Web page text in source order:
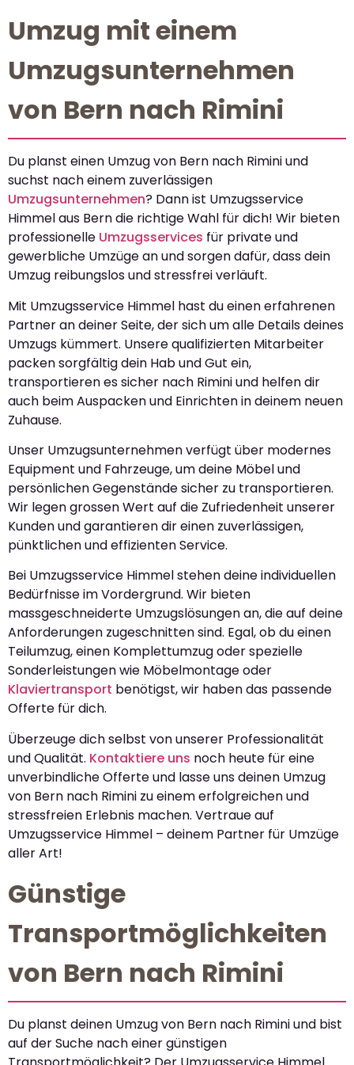
Umzug mit einem
Umzugsunternehmen
von Bern nach Rimini
Du planst einen Umzug von Bern nach Rimini und
suchst nach einem zuverlässigen
Umzugsunternehmen? Dann ist Umzugsservice
Himmel aus Bern die richtige Wahl für dich! Wir bieten
professionelle Umzugsservices für private und
gewerbliche Umzüge an und sorgen dafür, dass dein
Umzug reibungslos und stressfrei verläuft.
Mit Umzugsservice Himmel hast du einen erfahrenen
Partner an deiner Seite, der sich um alle Details deines
Umzugs kümmert. Unsere qualifizierten Mitarbeiter
packen sorgfältig dein Hab und Gut ein,
transportieren es sicher nach Rimini und helfen dir
auch beim Auspacken und Einrichten in deinem neuen
Zuhause.
Unser Umzugsunternehmen verfügt über modernes
Equipment und Fahrzeuge, um deine Möbel und
persönlichen Gegenstände sicher zu transportieren.
Wir legen grossen Wert auf die Zufriedenheit unserer
Kunden und garantieren dir einen zuverlässigen,
pünktlichen und effizienten Service.
Bei Umzugsservice Himmel stehen deine individuellen
Bedürfnisse im Vordergrund. Wir bieten
massgeschneiderte Umzugslösungen an, die auf deine
Anforderungen zugeschnitten sind. Egal, ob du einen
Teilumzug, einen Komplettumzug oder spezielle
Sonderleistungen wie Möbelmontage oder
Klaviertransport benötigst, wir haben das passende
Offerte für dich.
Überzeuge dich selbst von unserer Professionalität
und Qualität. Kontaktiere uns noch heute für eine
unverbindliche Offerte und lasse uns deinen Umzug
von Bern nach Rimini zu einem erfolgreichen und
stressfreien Erlebnis machen. Vertraue auf
Umzugsservice Himmel – deinem Partner für Umzüge
aller Art!
Günstige
Transportmöglichkeiten
von Bern nach Rimini
Du planst deinen Umzug von Bern nach Rimini und bist
auf der Suche nach einer günstigen